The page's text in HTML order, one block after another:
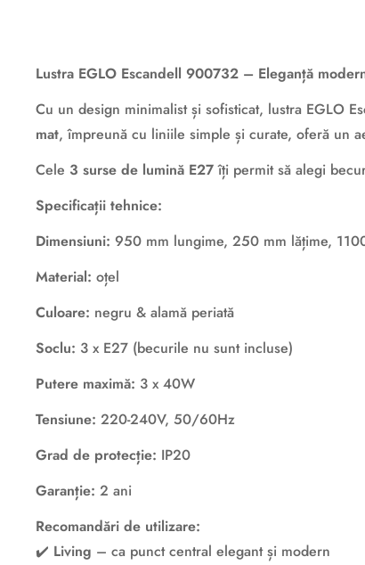
Lustra EGLO Escandell 900732 – Eleganță
Cu un design minimalist și sofisticat, lustra EGLO
mat, împreună cu liniile simple și curate, oferă un
Cele 3 surse de lumină E27îți permit să alegi
Specificații tehnice:
Dimensiuni: 950 mm lungime, 250 mm lățime,
Material: oțel
Culoare: negru & alamă periată
Soclu: 3 x E27 (becurile nu sunt incluse)
Putere maximă: 3 x 40W
Tensiune: 220-240V, 50/60Hz
Grad de protecție: IP20
Garanție: 2 ani
Recomandări de utilizare:
✔️ Living – ca punct central elegant și modern